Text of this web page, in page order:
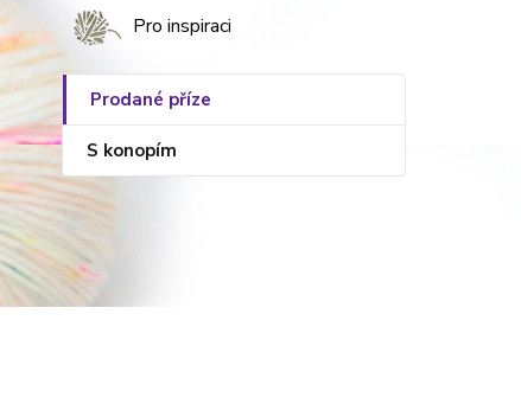
Pro inspiraci
Prodané příze
S konopím